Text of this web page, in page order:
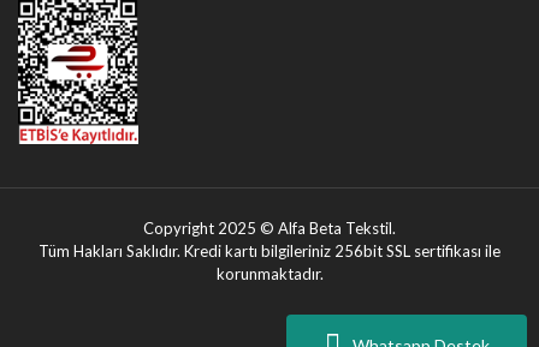
Copyright 2025 © Alfa Beta Tekstil.
Tüm Hakları Saklıdır. Kredi kartı bilgileriniz 256bit SSL sertifikası ile
korunmaktadır.